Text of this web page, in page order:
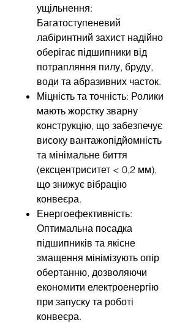
ущільнення:
Багатоступеневий
лабіринтний захист надійно
оберігає підшипники від
потрапляння пилу, бруду,
води та абразивних часток.
Міцність та точність: Ролики
мають жорстку зварну
конструкцію, що забезпечує
високу вантажопідйомність
та мінімальне биття
(ексцентриситет < 0,2 мм),
що знижує вібрацію
конвеєра.
Енергоефективність:
Оптимальна посадка
підшипників та якісне
змащення мінімізують опір
обертанню, дозволяючи
економити електроенергію
при запуску та роботі
конвеєра.